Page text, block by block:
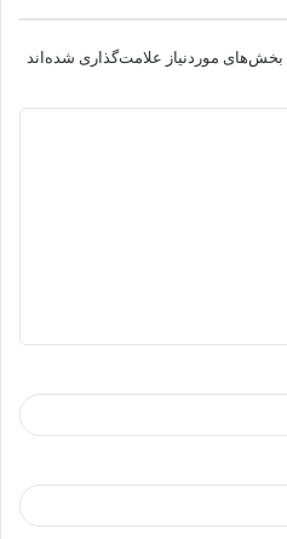
بخش‌های موردنیاز علامت‌گذاری شده‌اند